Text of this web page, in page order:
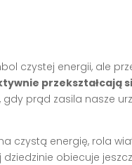
czystej energii, ale
przekształcają
gdy prąd zasila nasze
czystą energię, rola
obiecuje